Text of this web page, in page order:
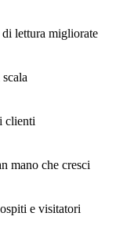
lettura migliorate
clienti
mano che cresci
e visitatori